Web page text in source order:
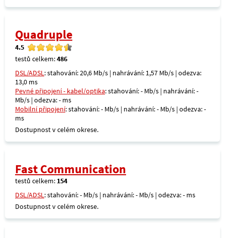
Quadruple
4.5
testů celkem:486
DSL/ADSL: stahování: 20,6 Mb/s | nahrávání: 1,57 Mb/s | odezva:
13,0 ms
Pevné připojení - kabel/optika: stahování: - Mb/s | nahrávání: -
Mb/s | odezva: - ms
Mobilní připojení: stahování: - Mb/s | nahrávání: - Mb/s | odezva: -
ms
Dostupnost v celém okrese.
Fast Communication
testů celkem: 154
DSL/ADSL: stahování: - Mb/s | nahrávání: - Mb/s | odezva: - ms
Dostupnost v celém okrese.